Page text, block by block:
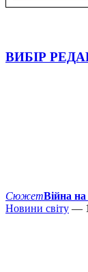
ВИБІР
СюжетВійна
Новини світу —